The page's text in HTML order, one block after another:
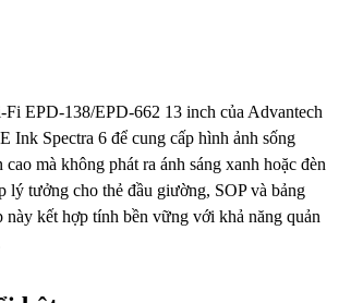
Fi EPD-138/EPD-662 13 inch của Advantech
Ink Spectra 6 để cung cấp hình ảnh sống
mà không phát ra ánh sáng xanh hoặc đèn
lý tưởng cho thẻ đầu giường, SOP và bảng
này kết hợp tính bền vững với khả năng quản